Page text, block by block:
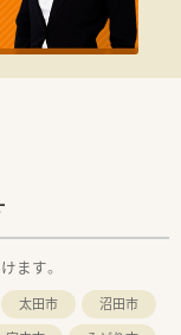
バランスの良い業務
です。
ます。
太田市
沼田市